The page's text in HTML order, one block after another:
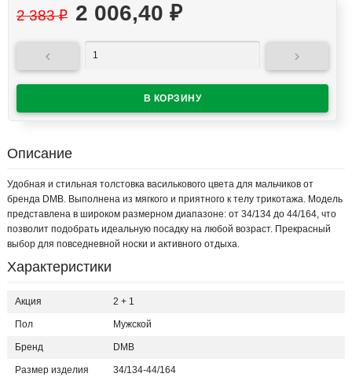
2 383₽ 2 006,40 ₽
 
Описание
Удобная и стильная толстовка василькового цвета для мальчиков от
бренда DMB. Выполнена из мягкого и приятного к телу трикотажа. Модель
представлена в широком размерном диапазоне: от 34/134 до 44/164, что
позволит подобрать идеальную посадку на любой возраст. Прекрасный
выбор для повседневной носки и активного отдыха.
Характеристики
Акция 2 + 1
Пол Мужской
Бренд DMB
Размер изделия 34/134-44/164